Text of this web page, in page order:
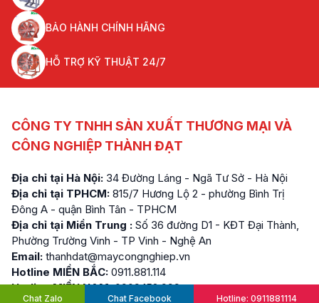
BẢO HÀNH CHÍNH HÃNG
HỖ TRỢ KỸ THUẬT 24/7
CÔNG TY TNHH SẢN XUẤT THƯƠNG MẠI VÀ
CÔNG NGHIỆP THÀNH ĐẠT
Địa chỉ tại Hà Nội: 34 Đường Láng - Ngã Tư Sở - Hà Nội
Địa chỉ tại TPHCM: 815/7 Hương Lộ 2 - phường Bình Trị
Đông A - quận Bình Tân - TPHCM
Địa chỉ tại Miền Trung : Số 36 đường D1 - KĐT Đại Thành,
Phường Trường Vinh - TP Vinh - Nghệ An
Email: thanhdat@maycongnghiep.vn
Hotline MIỀN BẮC: 0911.881.114
Hotline MIỀN NAM: 0909.152.999
Chat Zalo Chat Facebook Hotline: 0911881114